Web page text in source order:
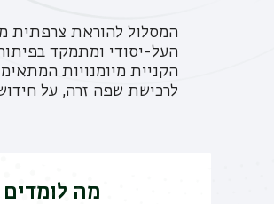
המסלול להוראת צרפתית
העל-יסודי ומתמקד
לרכישת שפה זרה, על
מה לומדים